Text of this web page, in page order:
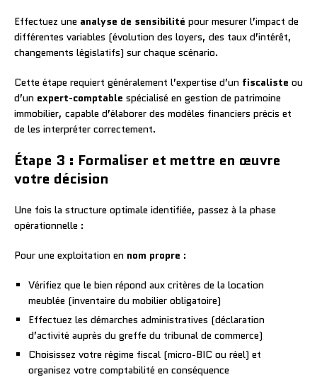
Effectuez une analyse de sensibilité pour mesurer l’impact de
différentes variables (évolution des loyers, des taux d’intérêt,
changements législatifs) sur chaque scénario.
Cette étape requiert généralement l’expertise d’un fiscaliste ou
d’un expert-comptable spécialisé en gestion de patrimoine
immobilier, capable d’élaborer des modèles financiers précis et
de les interpréter correctement.
Étape 3 : Formaliser et mettre en œuvre
votre décision
Une fois la structure optimale identifiée, passez à la phase
opérationnelle :
Pour une exploitation en nom propre :
Vérifiez que le bien répond aux critères de la location
meublée (inventaire du mobilier obligatoire)
Effectuez les démarches administratives (déclaration
d’activité auprès du greffe du tribunal de commerce)
Choisissez votre régime fiscal (micro-BIC ou réel) et
organisez votre comptabilité en conséquence